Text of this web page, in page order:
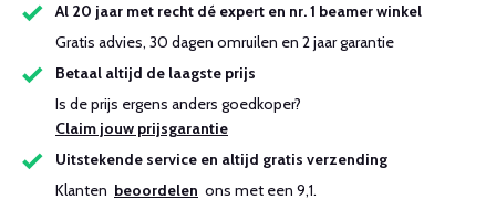
Al 20 jaar met recht dé expert en nr. 1 beamer winkel
Gratis advies, 30 dagen omruilen en 2 jaar garantie
Betaal altijd de laagste prijs
Is de prijs ergens anders goedkoper?
Claim jouw prijsgarantie
Uitstekende service en altijd gratis verzending
Klanten beoordelen ons met een 9,1.